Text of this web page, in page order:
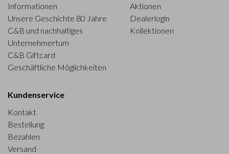
Informationen
Unsere Geschichte 80 Jahre
C&B und nachhaltiges
Unternehmertum
C&B Giftcard
Geschäftliche Möglichkeiten
Aktionen
Dealerlogin
Kollektionen
Kundenservice
Kontakt
Bestellung
Bezahlen
Versand